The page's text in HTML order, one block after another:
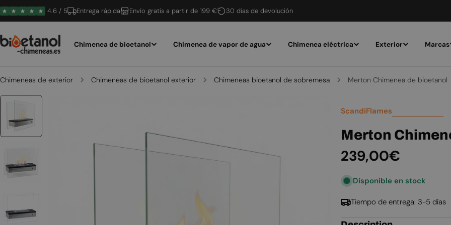
Saltar
al
4.6 / 5 Entrega rápida Envío gratis a partir de 199 € 30 días de devolución
Chimenea de bioetanol Chimenea de vapor de agua Chimenea eléctrica Exterior Marcas
Chimeneas de exterior Chimeneas de bioetanol exterior Chimeneas bioetanol de sobremesa Merton Chimenea de bioetanol
ScandiFlames
Merton
Precio
habitual
239,00€
Disponible en stock
Tiempo de entrega: 3-5 días